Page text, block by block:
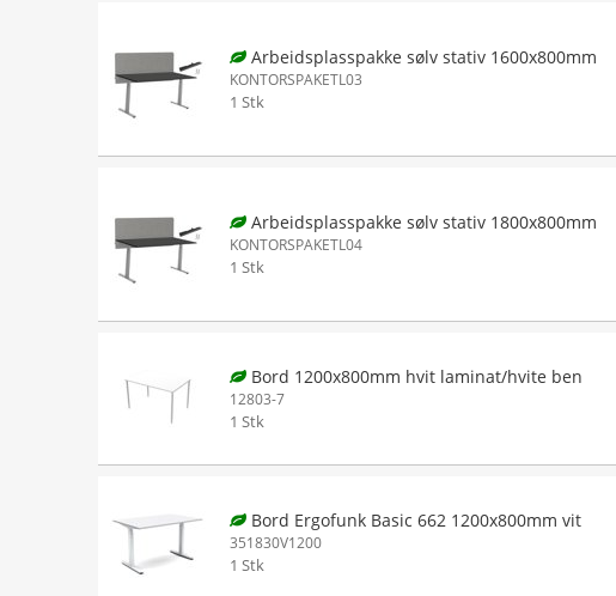
Arbeidsplasspakke sølv stativ 1600x800mm
KONTORSPAKETL03
1 Stk
Arbeidsplasspakke sølv stativ 1800x800mm
KONTORSPAKETL04
1 Stk
Bord 1200x800mm hvit laminat/hvite ben
12803-7
1 Stk
Bord Ergofunk Basic 662 1200x800mm vit
351830V1200
1 Stk